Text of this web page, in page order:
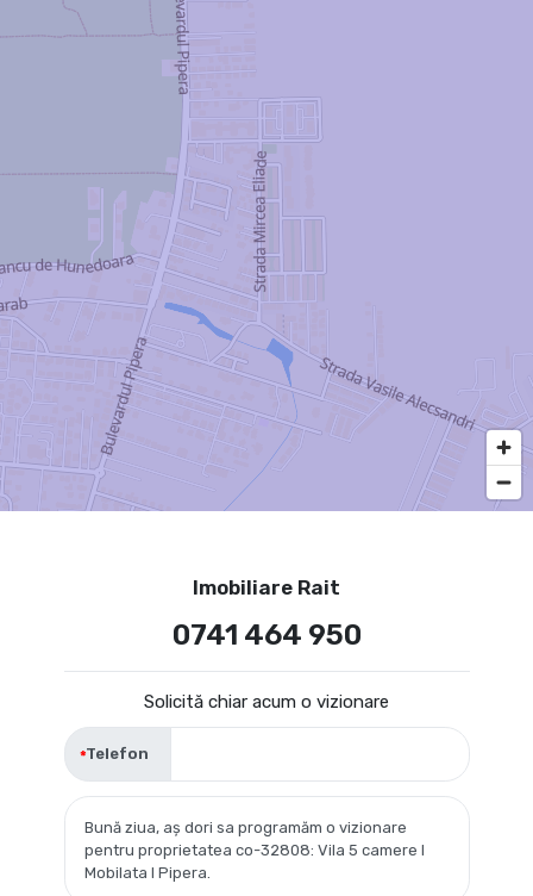
Imobiliare Rait
0741 464 950
Solicită chiar acum o vizionare
Telefon